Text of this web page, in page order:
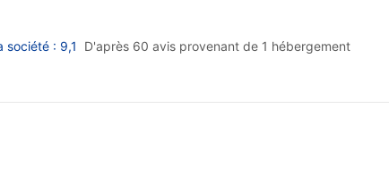
société : 9,1 D'après 60 avis provenant de 1 hébergement